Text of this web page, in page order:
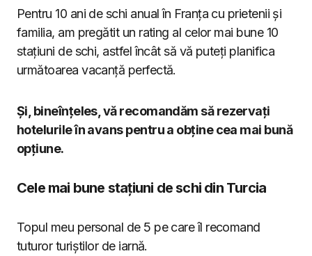
Pentru 10 ani de schi anual în Franța cu prietenii și
familia, am pregătit un rating al celor mai bune 10
stațiuni de schi, astfel încât să vă puteți planifica
următoarea vacanță perfectă.
Și, bineînțeles, vă recomandăm să rezervați
hotelurile în avans pentru a obține cea mai bună
opțiune.
Cele mai bune stațiuni de schi din Turcia
Topul meu personal de 5 pe care îl recomand
tuturor turiștilor de iarnă.